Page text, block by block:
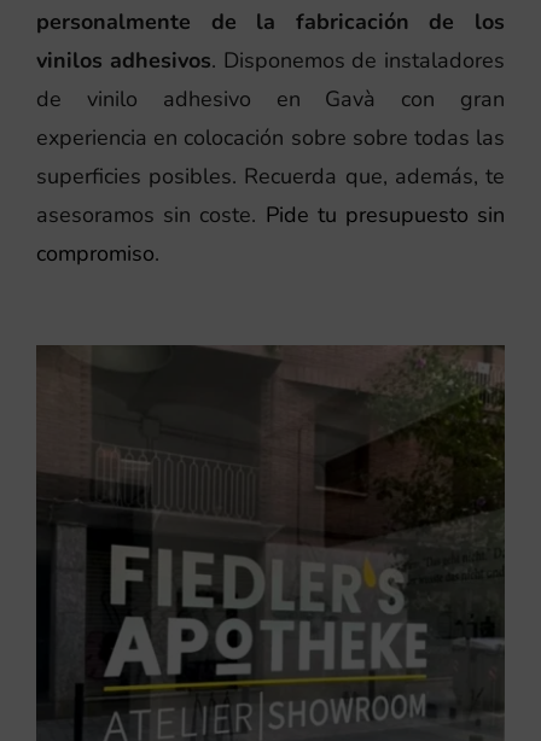
personalmente de la fabricación de los
vinilos adhesivos. Disponemos de instaladores
de vinilo adhesivo en Gavà con gran
experiencia en colocación sobre sobre todas las
superficies posibles. Recuerda que, además, te
asesoramos sin coste. Pide tu presupuesto sin
compromiso.